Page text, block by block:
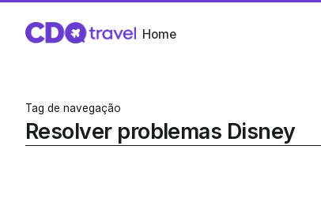
Home
Tag de navegação
Resolver problemas Disney